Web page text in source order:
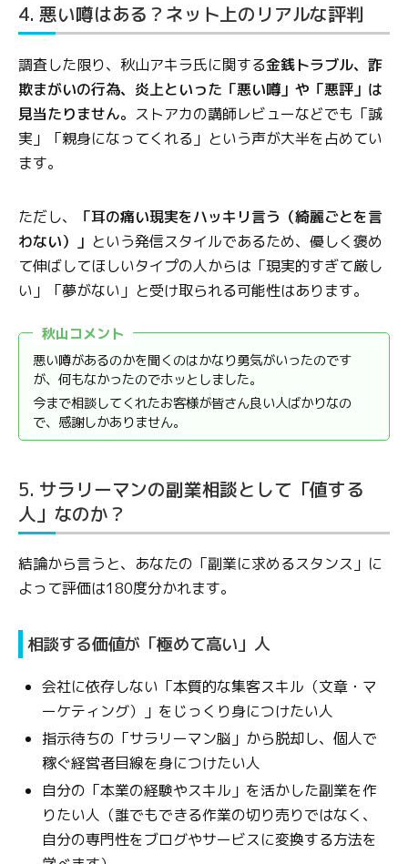
4. 悪い噂はある？ネット上のリアルな評判
調査した限り、秋山アキラ氏に関する金銭トラブル、詐
欺まがいの行為、炎上といった「悪い噂」や「悪評」は
見当たりません。 ストアカの講師レビューなどでも「誠
実」「親身になってくれる」という声が大半を占めてい
ます。
ただし、
「耳の痛い現実をハッキリ言う（綺麗ごとを言
わない）」 という発信スタイルであるため、優しく褒め
て伸ばしてほしいタイプの人からは「現実的すぎて厳し
い」「夢がない」と受け取られる可能性はあります。
秋山コメント
悪い噂があるのかを聞くのはかなり勇気がいったのです
が、何もなかったのでホッとしました。
今まで相談してくれたお客様が皆さん良い人ばかりなの
で、感謝しかありません。
5. サラリーマンの副業相談として「値する
人」なのか？
結論から言うと、あなたの「副業に求めるスタンス」に
よって評価は180度分かれます。
相談する価値が「極めて高い」人
会社に依存しない「本質的な集客スキル（文章・マ
ーケティング）」をじっくり身につけたい人
指示待ちの「サラリーマン脳」から脱却し、個人で
稼ぐ経営者目線を身につけたい人
自分の「本業の経験やスキル」を活かした副業を作
りたい人（誰でもできる作業の切り売りではなく、
自分の専門性をブログやサービスに変換する方法を